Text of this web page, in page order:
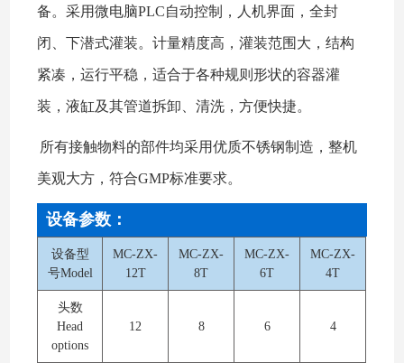
备。采用微电脑PLC自动控制，人机界面，全封
闭、下潜式灌装。计量精度高，灌装范围大，结构
紧凑，运行平稳，适合于各种规则形状的容器灌
装，液缸及其管道拆卸、清洗，方便快捷。
所有接触物料的部件均采用优质不锈钢制造，整机
美观大方，符合GMP标准要求。
设备参数：
设备型
号Model
MC-ZX-
12T
MC-ZX-
8T
MC-ZX-
6T
MC-ZX-
4T
头数
Head
options
12 8 6 4